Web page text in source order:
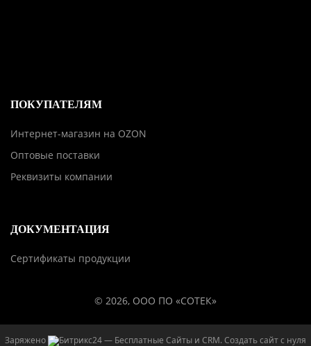
ПОКУПАТЕЛЯМ
Интернет-магазин на OZON
Оптовые поставки
Реквизиты компании
ДОКУМЕНТАЦИЯ
Сертификаты продукции
© 2026, ООО ПО «СОТЕК»
Заряжено — Бесплатные Сайты и CRM.Создать сайт с нуля